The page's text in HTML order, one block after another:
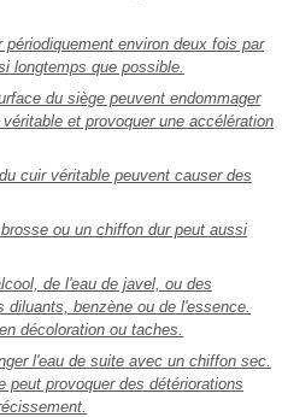
environ deux fois par
longtemps que possible.
du siège peuvent endommager
et provoquer une accélération
cuir véritable peuvent causer des
ou un chiffon dur peut aussi
de l'eau de javel, ou des
benzène ou de l'essence.
décoloration ou taches.
l'eau de suite avec un chiffon sec.
peut provoquer des détériorations